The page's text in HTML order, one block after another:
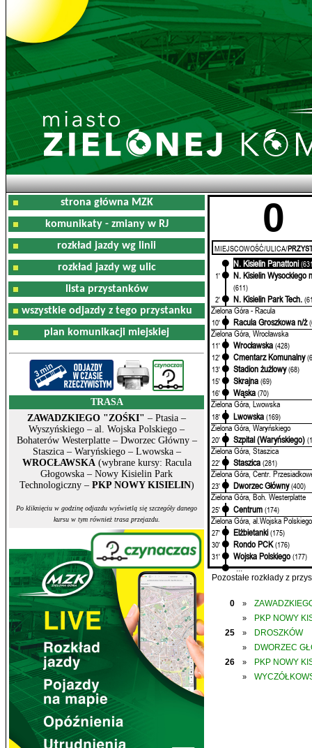
strona główna MZK
komunikaty - zmiany w RJ
rozkład jazdy wg linii
rozkład jazdy wg ulic
lista przystanków
wszystkie odjazdy z tego przystanku
plan komunikacji miejskiej
TRASA
ZAWADZKIEGO "ZOŚKI" – Ptasia –
Wyszyńskiego – al. Wojska Polskiego –
Bohaterów Westerplatte – Dworzec Główny –
Staszica – Waryńskiego – Lwowska –
WROCŁAWSKA(wybrane kursy: Racula
Głogowska – Nowy Kisielin Park
Technologiczny – PKP NOWY KISIELIN)
Po kliknięciu w godzinę odjazdu wyświetlą się szczegóły danego
kursu w tym również trasa przejazdu.
0
MIEJSCOWOŚĆ/ULICA/
N. Kisielin Panattoni
1'
N. Kisielin Wysockiego
(611)
2'
N. Kisielin Park Tech.
Zielona Góra - Racula
10' Racula Groszkowa n/ż
Zielona Góra, Wrocławska
11' Wrocławska (428)
12'
Cmentarz Komunalny
13'
Stadion żużlowy (68)
15'
Skrajna (69)
16'
Wąska (70)
Zielona Góra, Lwowska
18' Lwowska (169)
Zielona Góra, Waryńskiego
20' Szpital (Waryńskiego)
Zielona Góra, Staszica
22' Staszica (281)
Zielona Góra, Centr.
23' Dworzec Główny (400)
Zielona Góra, Boh. Westerplatte
25' Centrum (174)
Zielona Góra, al.Wojska Polskiego
27' Elżbietanki (175)
30'
Rondo PCK (176)
31'
Wojska Polskiego (177)
...
Pozostałe rozkłady z
0 »
»
PKP NOWY
25
» DROSZKÓW
»
DWORZEC
26
» PKP NOWY
»